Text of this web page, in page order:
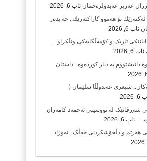
عەزیز عەبدولرەحمان ئاب 6, 2026
ئەكتەرێك بۆ هەموو كاراكتەرێك.. حه یدەر
ئاب 6, 2026
تاریک و کۆمەڵگایەکی وێڵکراو..
ئاب 6, 2026
دانیشتووم بە دیار کوردەوە.. داستان
شیعری عەبدوڵڵا سلێمان (
2026
شەڕڤانێک لە نووسینی ئەحمەد کامەران
… ئاب 6, 2026
هەرێم و دڵخۆشکردنی خەڵک.. نەوزاد